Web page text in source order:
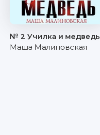
№ 2 Училка и медведь
Маша Малиновская